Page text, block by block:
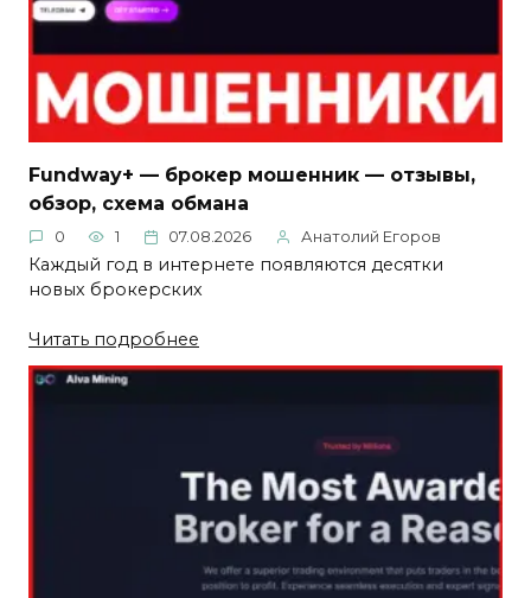
Fundway+ — брокер мошенник — отзывы,
обзор, схема обмана
0 1 07.08.2026 Анатолий Егоров
Каждый год в интернете появляются десятки
новых брокерских
Читать подробнее